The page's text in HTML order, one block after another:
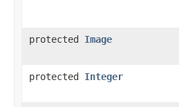
protected Image
protected Integer